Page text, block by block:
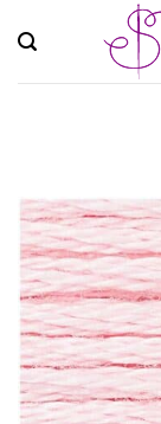
Inhalt
springen